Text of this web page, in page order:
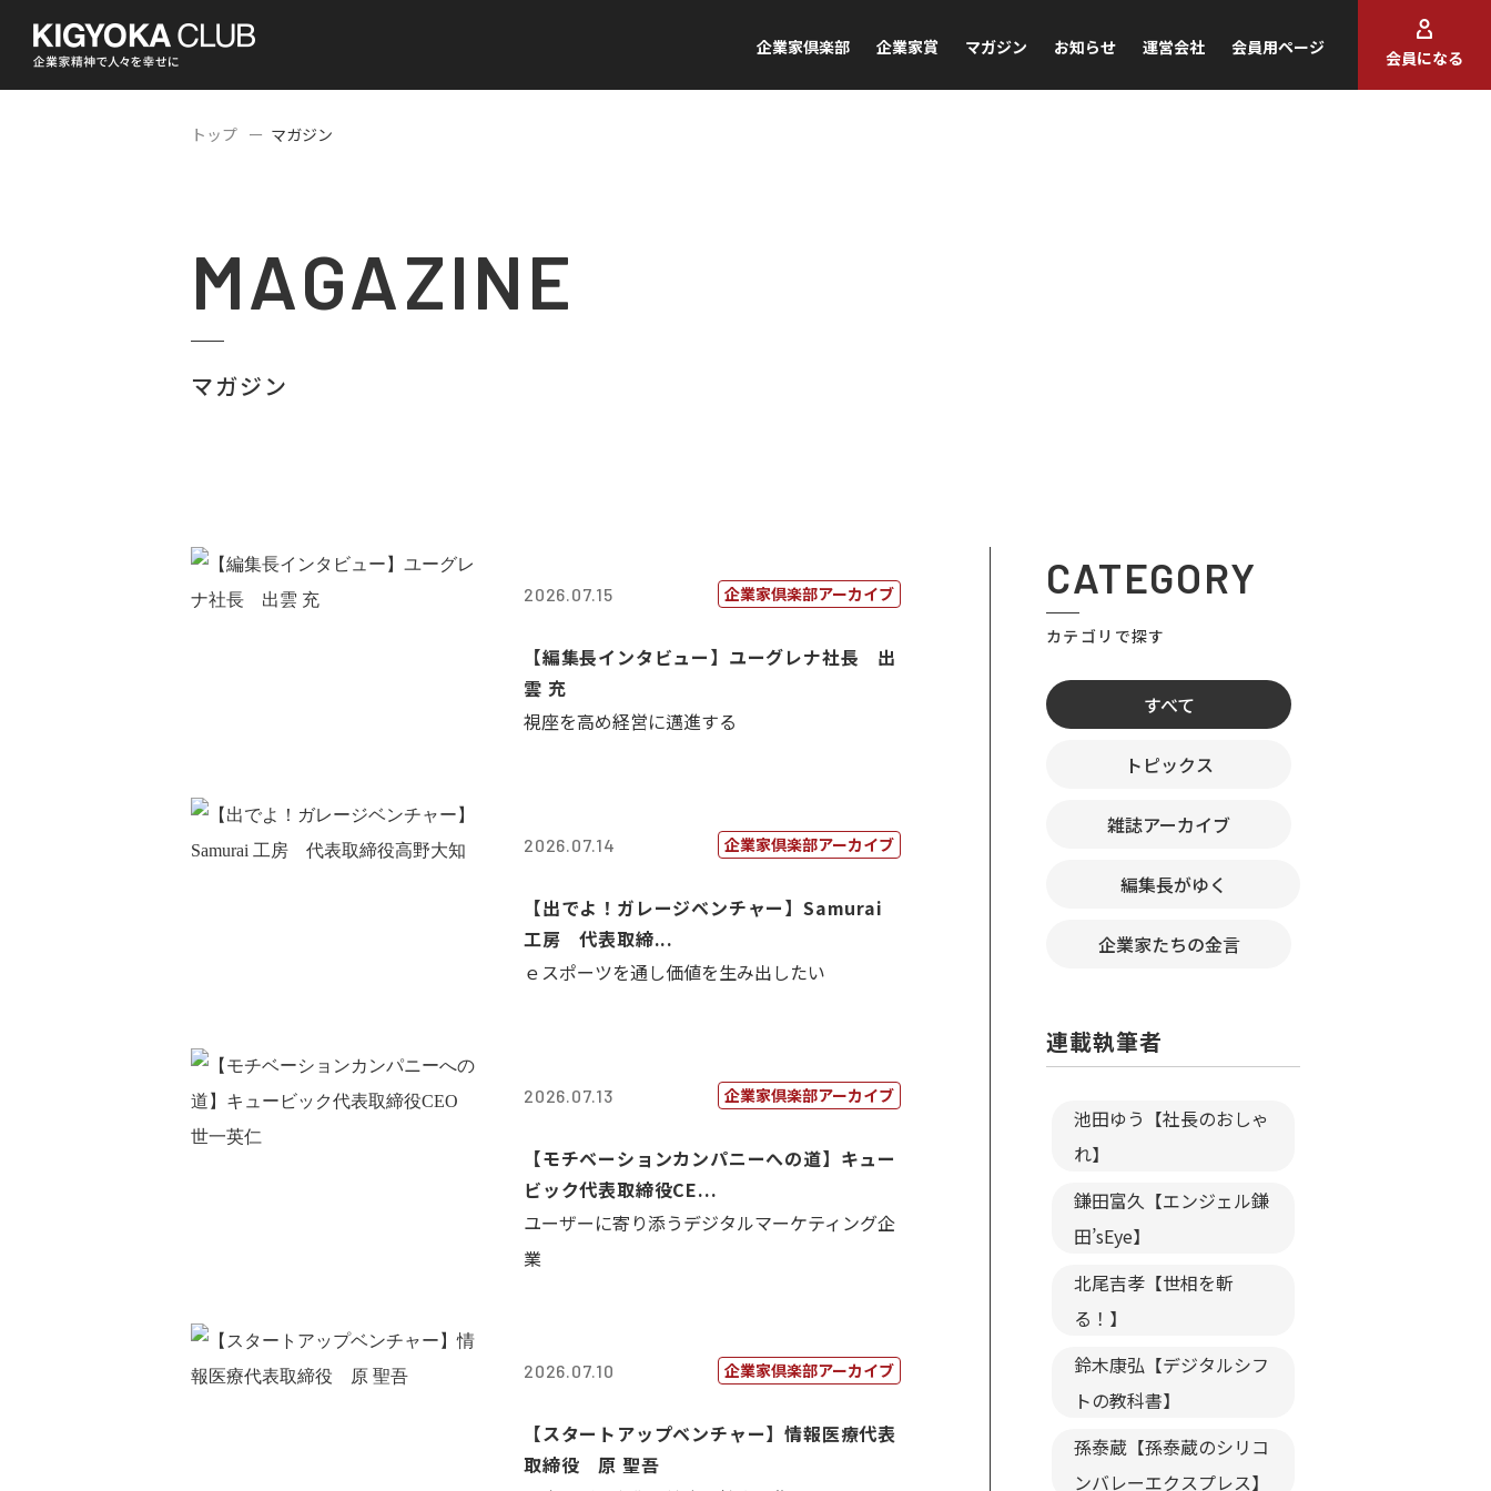
企業家倶楽部 企業家賞 マガジン お知らせ 運営会社 会員用ページ
会員になる
トップ マガジン
MAGAZINE
マガジン
2026.07.15 企業家倶楽部アーカイブ
【編集長インタビュー】ユーグレナ社長 出
雲 充
視座を高め経営に邁進する
2026.07.14 企業家倶楽部アーカイブ
【出でよ！ガレージベンチャー】Samurai
工房 代表取締...
ｅスポーツを通し価値を生み出したい
2026.07.13 企業家倶楽部アーカイブ
【モチベーションカンパニーへの道】キュー
ビック代表取締役CE...
ユーザーに寄り添うデジタルマーケティング企
業
2026.07.10 企業家倶楽部アーカイブ
【スタートアップベンチャー】情報医療代表
取締役 原 聖吾
CATEGORY
カテゴリで探す
すべて
トピックス
雑誌アーカイブ
編集長がゆく
企業家たちの金言
連載執筆者
池田ゆう【社長のおしゃ
れ】
鎌田富久【エンジェル鎌
田’sEye】
北尾吉孝【世相を斬
る！】
鈴木康弘【デジタルシフ
トの教科書】
孫泰蔵【孫泰蔵のシリコ
ンバレーエクスプレス】